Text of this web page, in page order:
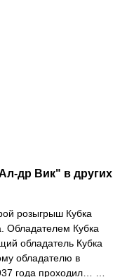
др Вик" в других
розыгрыш Кубка
Обладателем Кубка
обладатель Кубка
обладателю в
года проходил… …